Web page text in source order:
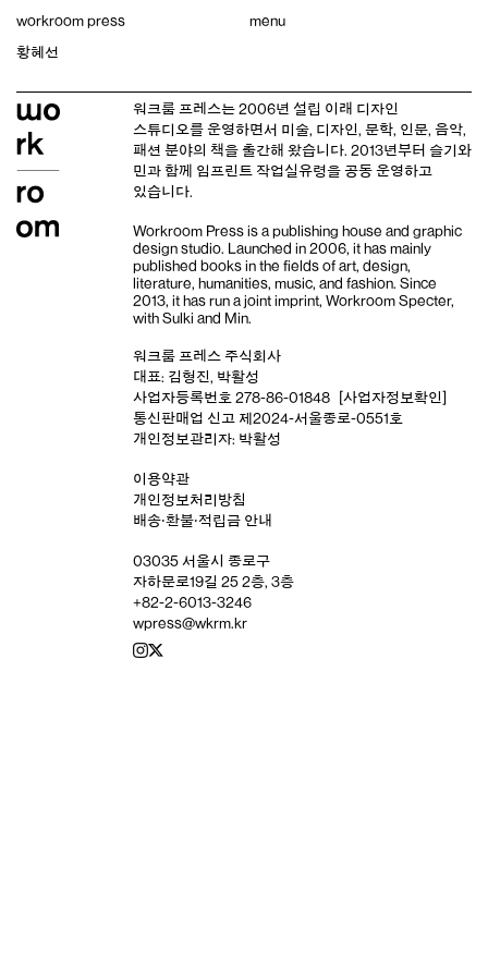
content
workroom press menu
황혜선
워크룸 프레스는 2006년 설립 이래 디자인
스튜디오를 운영하면서 미술, 디자인, 문학, 인문, 음악,
패션 분야의 책을 출간해 왔습니다. 2013년부터 슬기와
민과 함께 임프린트 작업실유령을 공동 운영하고
있습니다.
Workroom Press is a publishing house and graphic
design studio. Launched in 2006, it has mainly
published books in the fields of art, design,
literature, humanities, music, and fashion. Since
2013, it has run a joint imprint, Workroom Specter,
with Sulki and Min.
워크룸 프레스 주식회사
대표: 김형진, 박활성
사업자등록번호 278-86-01848
[사업자정보확인]
통신판매업 신고 제2024-서울종로-0551호
개인정보관리자: 박활성
이용약관
개인정보처리방침
배송‧환불‧적립금 안내
03035 서울시 종로구
자하문로19길 25 2층, 3층
+82-2-6013-3246
wpress@wkrm.kr